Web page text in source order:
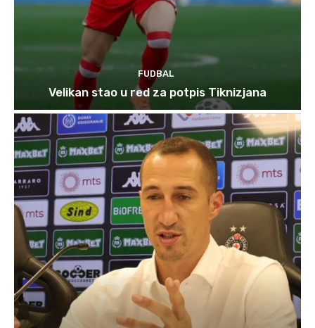
FUDBAL
Velikan stao u red za potpis Tiknizjana